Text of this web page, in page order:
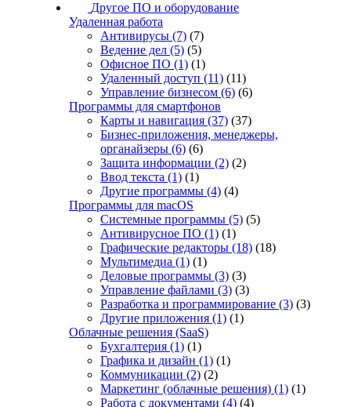
Другое ПО и оборудование
Удаленная работа
Антивирусы (7) (7)
Ведение дел (5) (5)
Офисное ПО (1) (1)
Удаленный доступ (11) (11)
Управление бизнесом (6) (6)
Программы для смартфонов
Карты и навигация (37) (37)
Бизнес-приложения, менеджеры,
органайзеры (6) (6)
Защита информации (2) (2)
Ввод текста (1) (1)
Другие программы (4) (4)
Программы для macOS
Системные программы (5) (5)
Антивирусное ПО (1) (1)
Графические редакторы (18) (18)
Мультимедиа (1) (1)
Деловые программы (3) (3)
Управление файлами (3) (3)
Разработка и программирование (3) (3)
Другие приложения (1) (1)
Облачные решения (SaaS)
Бухгалтерия (1) (1)
Графика и дизайн (1) (1)
Коммуникации (2) (2)
Маркетинг (облачные решения) (1) (1)
Работа с документами (4) (4)